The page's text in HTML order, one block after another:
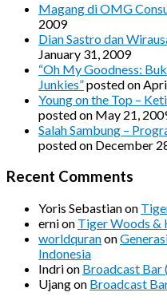
Magang di OMG
2009
Dian Sastro dan
January 31, 2009
“Oh My Goodness:
Junkies”posted on
Young on the Top –
posted on May 21,
Salah Sambung –
posted on December
Recent Comments
Yoris Sebastianon
ernion Tiger Woods &
worldquranon
Indonesia
Indrion Broadcast Bar
Ujangon Broadcast